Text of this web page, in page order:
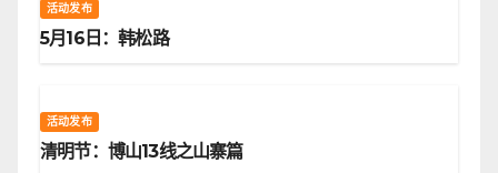
活动发布
5月16日：韩松路
活动发布
清明节：博山13线之山寨篇